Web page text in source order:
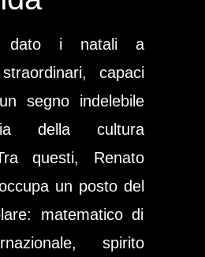
dato i natali a
capaci
segno indelebile
della cultura
questi, Renato
un posto del
matematico di
spirito